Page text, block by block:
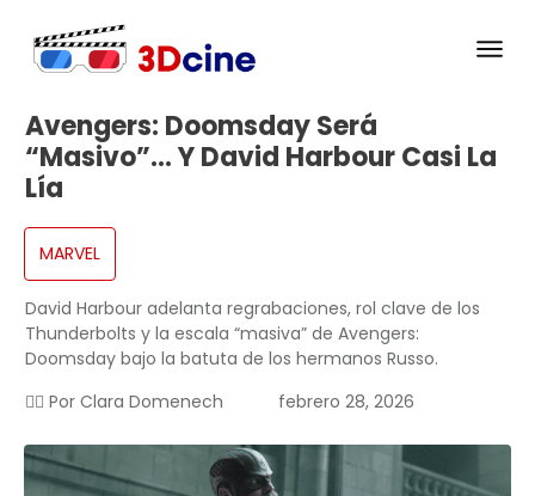
Avengers: Doomsday Será
“masivo”… Y David Harbour Casi La
Lía
MARVEL
David Harbour adelanta regrabaciones, rol clave de los
Thunderbolts y la escala “masiva” de Avengers:
Doomsday bajo la batuta de los hermanos Russo.
✍🏻 Por Clara Domenech febrero 28, 2026